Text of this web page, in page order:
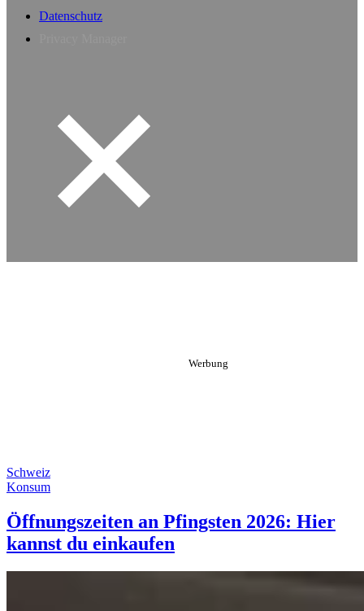
Datenschutz
Schweiz
Konsum
Öffnungszeiten an Pfingsten 2026: Hier
kannst du einkaufen